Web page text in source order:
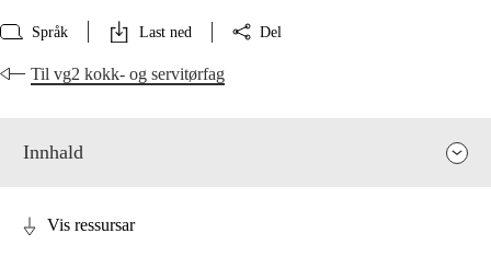
Språk Last ned Del
Til vg2 kokk- og servitørfag
Innhald
Vis ressursar